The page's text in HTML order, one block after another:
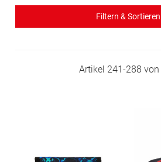
Filtern & Sortieren
Artikel 241-288 von